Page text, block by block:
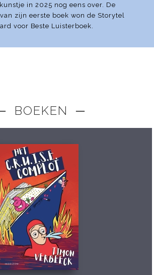
in 2025 nog eens over. De
zijn eerste boek won de Storytel
voor Beste Luisterboek.
BOEKEN ─